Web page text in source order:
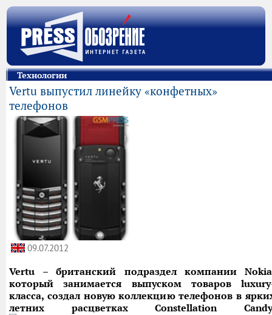
Технологии
Vertu выпустил линейку «конфетных»
телефонов
09.07.2012
Vertu
– британский подраздел компании
который занимается выпуском товаров
класса, создал новую коллекцию телефонов в
летних расцветках Constellation